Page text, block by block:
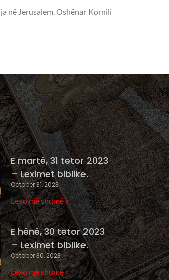
në Jerusalem. Oshënar Kornili
E martë, 31 tetor 2023
– Leximet biblike.
October 31, 2023
Lexo më shumë »
E hënë, 30 tetor 2023
– Leximet biblike.
October 30, 2023
Lexo më shumë »